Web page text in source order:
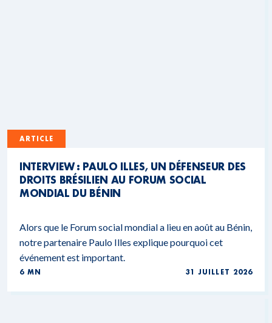
ARTICLE
INTERVIEW : PAULO ILLES, UN DÉFENSEUR DES
DROITS BRÉSILIEN AU FORUM SOCIAL
MONDIAL DU BÉNIN
Alors que le Forum social mondial a lieu en août au Bénin,
notre partenaire Paulo Illes explique pourquoi cet
événement est important.
6 MN 31 JUILLET 2026